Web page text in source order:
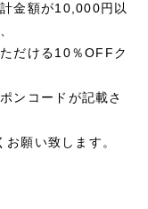
金額が10,000円以
だける10％OFFク
ンコードが記載さ
願い致します。